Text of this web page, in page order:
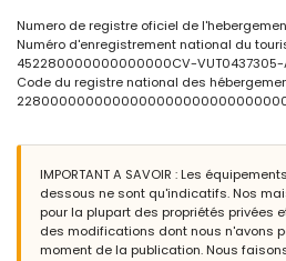
Chambres et salles de bains
chambre avec lit superposé (mesurant
chambre avec climatisation et 2 lits
cm)
cm)
salle de bains avec double vasque,
salle de bains avec double vasque,
Extérieur de la villa
Numero de registre oficiel de
Numéro d'enregistrement national du
452280000000000000CV-VUT0437305-
Code du registre national des
IMPORTANT A SAVOIR : Les
dessous ne sont qu'indicatifs. Nos
pour la plupart des propriétés privées
des modifications dont nous n'avons
moment de la publication. Nous